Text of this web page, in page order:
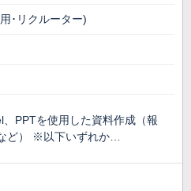
･リクルーター)
、PPTを使用した資料作成（報
ど） ※以下いずれか…